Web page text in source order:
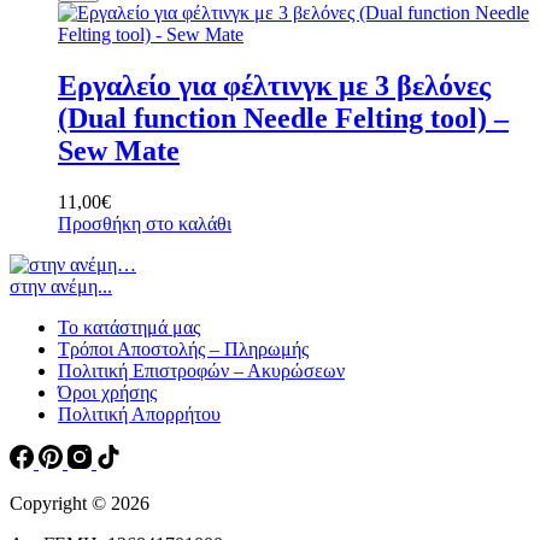
Εργαλείο για φέλτινγκ με 3 βελόνες
(Dual function Needle Felting tool) –
Sew Mate
11,00€
Προσθήκη στο καλάθι
στην ανέμη...
Το κατάστημά μας
Τρόποι Αποστολής – Πληρωμής
Πολιτική Επιστροφών – Ακυρώσεων
Όροι χρήσης
Πολιτική Απορρήτου
Copyright © 2026